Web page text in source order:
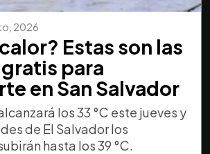
2026
Estas son las
para
en San Salvador
los 33 °C este jueves y
de El Salvador los
hasta los 39 °C.